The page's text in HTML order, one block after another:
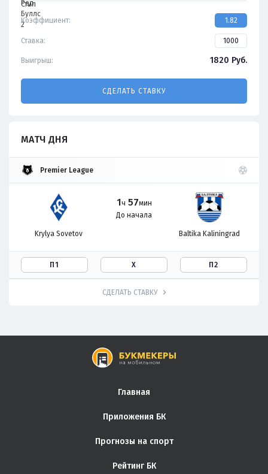
Коэффициент: 1.82
Ставка:
Выигрыш: 1820 Руб.
СДЕЛАТЬ СТАВКУ
МАТЧ ДНЯ
Premier League
Krylya Sovetov
1ч 57мин
До начала
Baltika Kaliningrad
П1 Х П2
СДЕЛАТЬ СТАВКУ
Главная
Приложения БК
Прогнозы на спорт
Рейтинг БК